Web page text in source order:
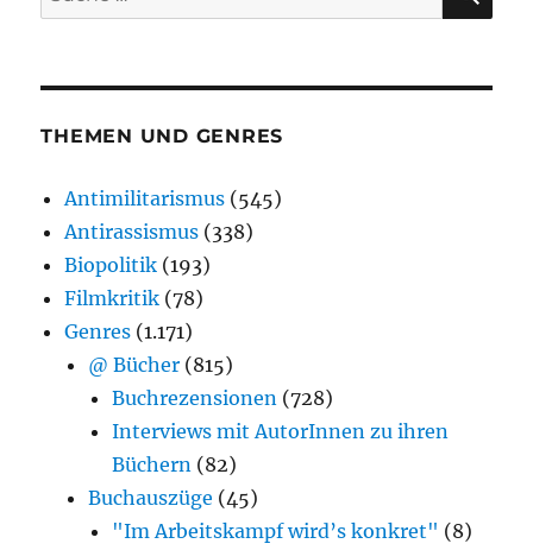
nach:
THEMEN UND GENRES
Antimilitarismus (545)
Antirassismus (338)
Biopolitik (193)
Filmkritik (78)
Genres (1.171)
@ Bücher (815)
Buchrezensionen (728)
Interviews mit AutorInnen zu ihren
Büchern (82)
Buchauszüge (45)
"Im Arbeitskampf wird’s konkret" (8)